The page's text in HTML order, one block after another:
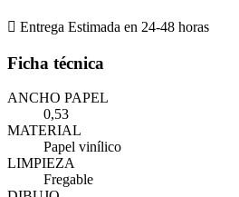
 Entrega Estimada en 24-48 horas
Ficha técnica
ANCHO PAPEL
0,53
MATERIAL
Papel vinílico
LIMPIEZA
Fregable